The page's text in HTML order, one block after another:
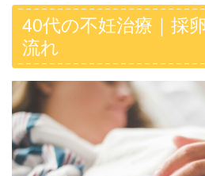
40代の不妊治療｜採
流れ